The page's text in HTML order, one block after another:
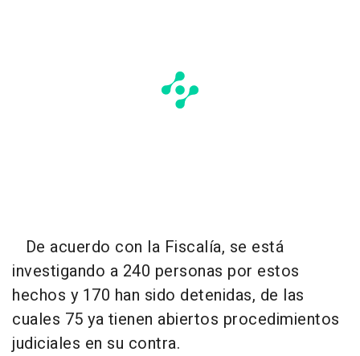
De acuerdo con la Fiscalía, se está
investigando a 240 personas por estos
hechos y 170 han sido detenidas, de las
cuales 75 ya tienen abiertos procedimientos
judiciales en su contra.